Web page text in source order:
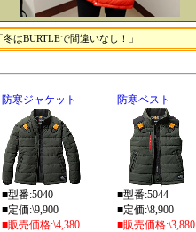
「冬はBURTLEで間違いなし！」
防寒ジャケット
■型番:5040
■定価:\9,900
■販売価格:\4,380
防寒ベスト
■型番:5044
■定価:\8,900
■販売価格:\3,880